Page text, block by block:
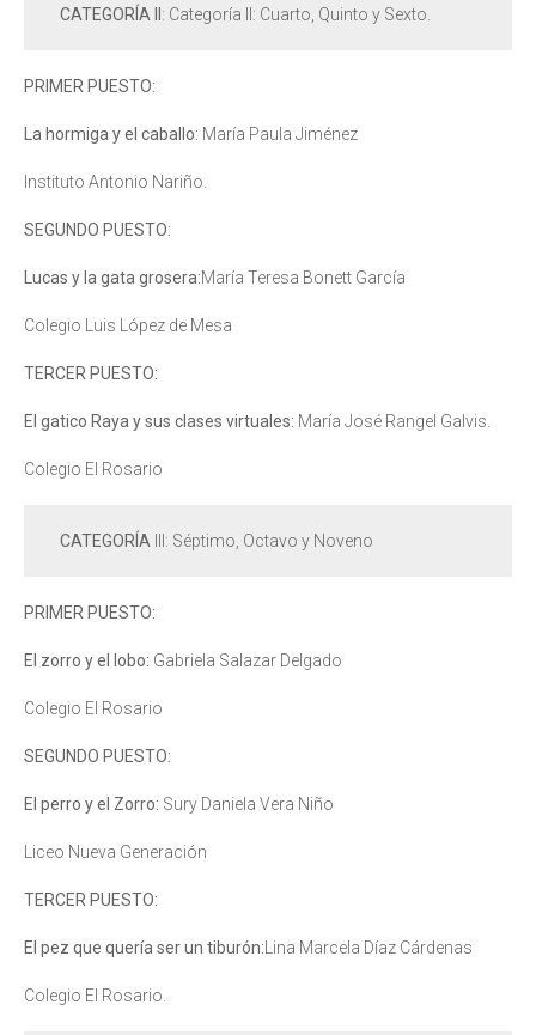
CATEGORÍA II : Categoría II: Cuarto, Quinto y Sexto.
PRIMER PUESTO:
La hormiga y el caballo: María Paula Jiménez
Instituto Antonio Nariño.
SEGUNDO PUESTO:
Lucas y la gata grosera:María Teresa Bonett García
Colegio Luis López de Mesa
TERCER PUESTO:
El gatico Raya y sus clases virtuales: María José Rangel Galvis.
Colegio El Rosario
CATEGORÍA III: Séptimo, Octavo y Noveno
PRIMER PUESTO:
El zorro y el lobo: Gabriela Salazar Delgado
Colegio El Rosario
SEGUNDO PUESTO:
El perro y el Zorro: Sury Daniela Vera Niño
Liceo Nueva Generación
TERCER PUESTO:
El pez que quería ser un tiburón: Lina Marcela Díaz Cárdenas
Colegio El Rosario.